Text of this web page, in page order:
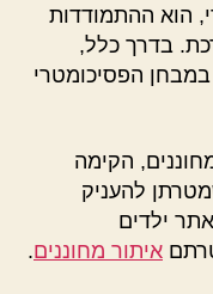
הוא ההתמודדות
בדרך כלל,
במבחן הפסיכומטרי
הקימה
להעניק
ילדים
איתור מחוננים.